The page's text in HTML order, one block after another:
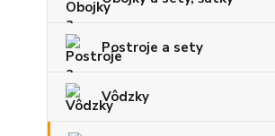
Postroje a sety
Vôdzky